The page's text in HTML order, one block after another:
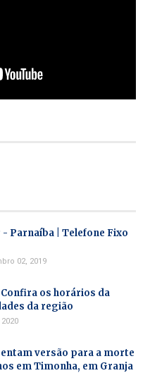
Parnaíba | Telefone Fixo
02, 2019
os horários da
da região
versão para a morte
em Timonha, em Granja